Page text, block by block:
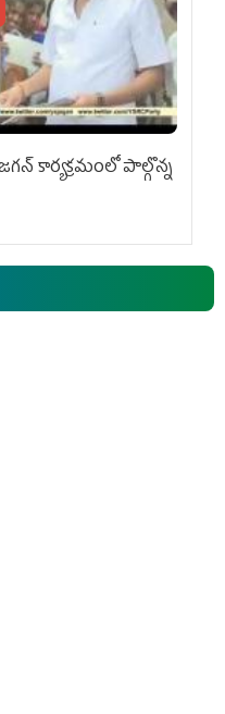
కార్యక్రమంలో పాల్గొన్న